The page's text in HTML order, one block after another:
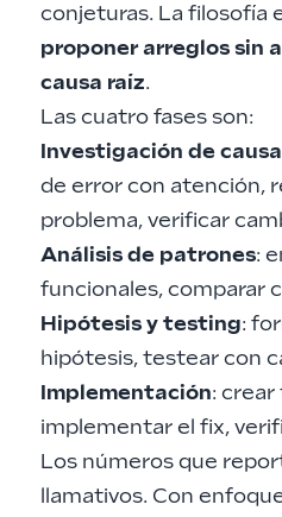
conjeturas. La filosofía
proponer arreglos sin
causa raíz.
Las cuatro fases son:
Investigación de
de error con atención,
problema, verificar
Análisis de patrones:
funcionales, comparar
Hipótesis y testing:
hipótesis, testear con
Implementación: crear
implementar el fix,
Los números que
llamativos. Con